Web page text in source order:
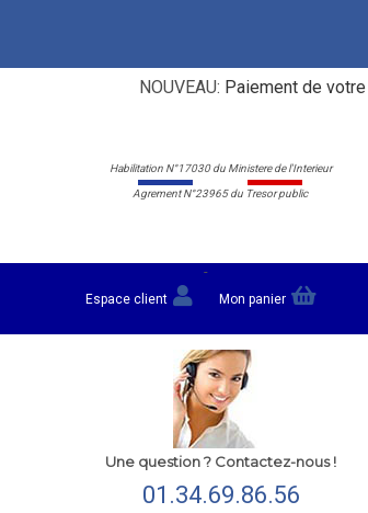
NOUVEAU:Paiement de votre
Habilitation N°17030 du Ministere de l'Interieur
Agrement N°23965 du Tresor public
Espace client
-
Mon panier
Une question ? Contactez-nous !
01.34.69.86.56